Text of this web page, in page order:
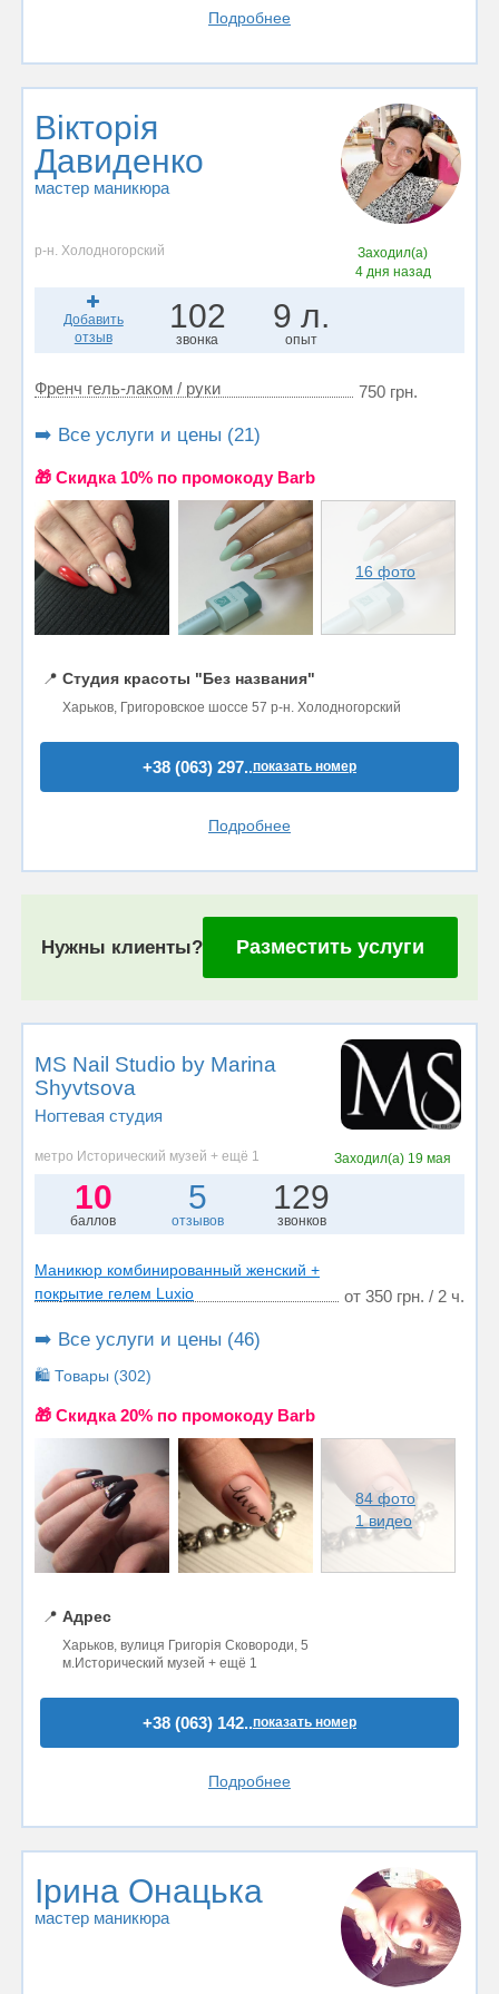
Подробнее
Вікторія
Давиденко
мастер маникюра
р-н. Холодногорский
Заходил(а)
4 дня назад
Добавить
отзыв
102
звонка
9 л.
опыт
Френч гель-лаком / руки 750 грн.
➡️ Все услуги и цены (21)
🎁 Cкидка 10% по промокоду Barb
16 фото
📍 Студия красоты "Без названия"
Харьков, Григоровское шоссе 57 р-н. Холодногорский
+38 (063) 297..показать номер
Подробнее
Нужны клиенты? Разместить услуги
MS Nail Studio by Marina
Shyvtsova
Ногтевая студия
метро Исторический музей + ещё 1 Заходил(а) 19 мая
10
баллов
5
отзывов
129
звонков
Маникюр комбинированный женский +
покрытие гелем Luxio
от 350 грн. / 2 ч.
➡️ Все услуги и цены (46)
🛍️ Товары (302)
🎁 Cкидка 20% по промокоду Barb
84 фото
1 видео
📍 Адрес
Харьков, вулиця Григорія Сковороди, 5
м.Исторический музей + ещё 1
+38 (063) 142..показать номер
Подробнее
Ірина Онацька
мастер маникюра